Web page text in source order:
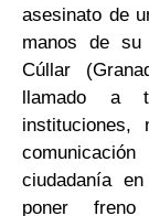
asesinato de
manos de su
Cúllar
llamado a
instituciones,
ciudadanía
poner